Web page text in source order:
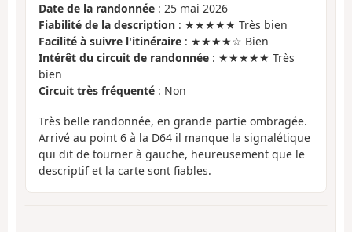
Date de la randonnée : 25 mai 2026
Fiabilité de la description : ★★★★★ Très bien
Facilité à suivre l'itinéraire : ★★★★☆ Bien
Intérêt du circuit de randonnée : ★★★★★ Très
bien
Circuit très fréquenté : Non
Très belle randonnée, en grande partie ombragée.
Arrivé au point 6 à la D64 il manque la signalétique
qui dit de tourner à gauche, heureusement que le
descriptif et la carte sont fiables.